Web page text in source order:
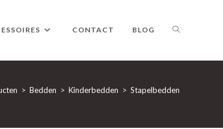
CONTACT BLOG TOGGLE
WEBSITE
> Bedden > Kinderbedden > Stapelbedden